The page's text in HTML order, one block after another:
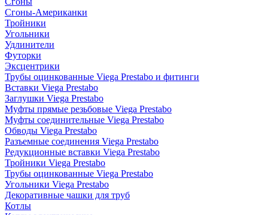
Сгоны-Американки
Тройники
Угольники
Удлинители
Футорки
Эксцентрики
Трубы оцинкованные Viega Prestabo и фитинги
Вставки Viega Prestabo
Заглушки Viega Prestabo
Муфты прямые резьбовые Viega Prestabo
Муфты соединительные Viega Prestabo
Обводы Viega Prestabo
Разъемные соединения Viega Prestabo
Редукционные вставки Viega Prestabo
Тройники Viega Prestabo
Трубы оцинкованные Viega Prestabo
Угольники Viega Prestabo
Декоративные чашки для труб
Котлы